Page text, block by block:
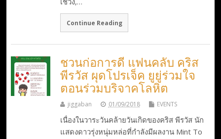
Continue Reading
ชวนก่อการดี แฟนคลับ คริส
พีรวัส ผุดโปรเจ็ค ยูยู่ร่วมใจ
ตอนร่วมบริจาคโลหิต
jiggaban 01/09/2018 EVENTS
เนื่องในวาระวันคล้ายวันเกิดของคริส พีรวัส นัก
แสดงดาวรุ่งหนุ่มหล่อที่กำลังมีผลงาน Mint To